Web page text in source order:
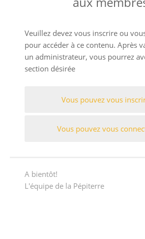
Veuillez devez vous inscrire ou
pour accéder à ce contenu. Après
un administrateur, vous pourrez
section désirée
Vous pouvez vous
Vous pouvez vous
A bientôt!
L'équipe de la Pépiterre